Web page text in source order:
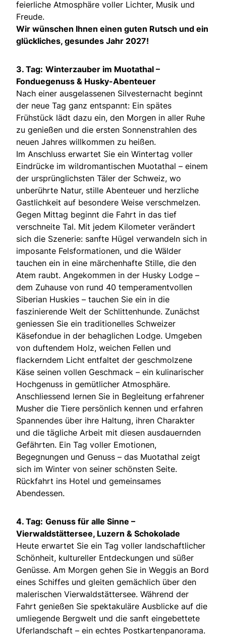
feierliche Atmosphäre voller Lichter, Musik und
Freude.
Wir wünschen Ihnen einen guten Rutsch und ein
glückliches, gesundes Jahr 2027!
3. Tag: Winterzauber im Muotathal –
Fonduegenuss & Husky-Abenteuer
Nach einer ausgelassenen Silvesternacht beginnt
der neue Tag ganz entspannt: Ein spätes
Frühstück lädt dazu ein, den Morgen in aller Ruhe
zu genießen und die ersten Sonnenstrahlen des
neuen Jahres willkommen zu heißen.
Im Anschluss erwartet Sie ein Wintertag voller
Eindrücke im wildromantischen Muotathal – einem
der ursprünglichsten Täler der Schweiz, wo
unberührte Natur, stille Abenteuer und herzliche
Gastlichkeit auf besondere Weise verschmelzen.
Gegen Mittag beginnt die Fahrt in das tief
verschneite Tal. Mit jedem Kilometer verändert
sich die Szenerie: sanfte Hügel verwandeln sich in
imposante Felsformationen, und die Wälder
tauchen ein in eine märchenhafte Stille, die den
Atem raubt. Angekommen in der Husky Lodge –
dem Zuhause von rund 40 temperamentvollen
Siberian Huskies – tauchen Sie ein in die
faszinierende Welt der Schlittenhunde. Zunächst
geniessen Sie ein traditionelles Schweizer
Käsefondue in der behaglichen Lodge. Umgeben
von duftendem Holz, weichen Fellen und
flackerndem Licht entfaltet der geschmolzene
Käse seinen vollen Geschmack – ein kulinarischer
Hochgenuss in gemütlicher Atmosphäre.
Anschliessend lernen Sie in Begleitung erfahrener
Musher die Tiere persönlich kennen und erfahren
Spannendes über ihre Haltung, ihren Charakter
und die tägliche Arbeit mit diesen ausdauernden
Gefährten. Ein Tag voller Emotionen,
Begegnungen und Genuss – das Muotathal zeigt
sich im Winter von seiner schönsten Seite.
Rückfahrt ins Hotel und gemeinsames
Abendessen.
4. Tag: Genuss für alle Sinne –
Vierwaldstättersee, Luzern & Schokolade
Heute erwartet Sie ein Tag voller landschaftlicher
Schönheit, kultureller Entdeckungen und süßer
Genüsse. Am Morgen gehen Sie in Weggis an Bord
eines Schiffes und gleiten gemächlich über den
malerischen Vierwaldstättersee. Während der
Fahrt genießen Sie spektakuläre Ausblicke auf die
umliegende Bergwelt und die sanft eingebettete
Uferlandschaft – ein echtes Postkartenpanorama.